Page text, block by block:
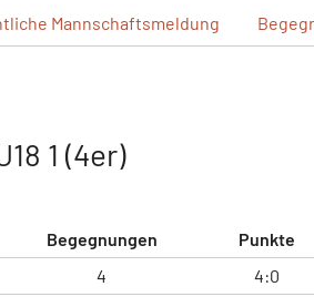
Mannschaftsmeldung
1 (4er)
Begegnungen Punkte
4 4:0